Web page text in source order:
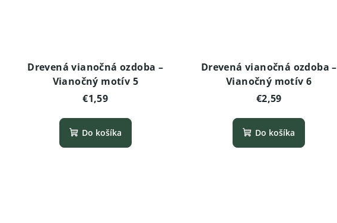
Drevená vianočná ozdoba –
Vianočný motív 5
€1,59
Do košíka
Drevená vianočná ozdoba –
Vianočný motív 6
€2,59
Do košíka